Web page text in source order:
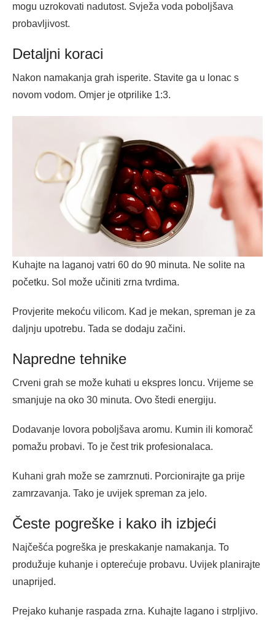
mogu uzrokovati nadutost. Svježa voda poboljšava
probavljivost.
Detaljni koraci
Nakon namakanja grah isperite. Stavite ga u lonac s
novom vodom. Omjer je otprilike 1:3.
Kuhajte na laganoj vatri 60 do 90 minuta. Ne solite na
početku. Sol može učiniti zrna tvrdima.
Provjerite mekoću vilicom. Kad je mekan, spreman je za
daljnju upotrebu. Tada se dodaju začini.
Napredne tehnike
Crveni grah se može kuhati u ekspres loncu. Vrijeme se
smanjuje na oko 30 minuta. Ovo štedi energiju.
Dodavanje lovora poboljšava aromu. Kumin ili komorač
pomažu probavi. To je čest trik profesionalaca.
Kuhani grah može se zamrznuti. Porcionirajte ga prije
zamrzavanja. Tako je uvijek spreman za jelo.
Česte pogreške i kako ih izbjeći
Najčešća pogreška je preskakanje namakanja. To
produžuje kuhanje i opterećuje probavu. Uvijek planirajte
unaprijed.
Prejako kuhanje raspada zrna. Kuhajte lagano i strpljivo.